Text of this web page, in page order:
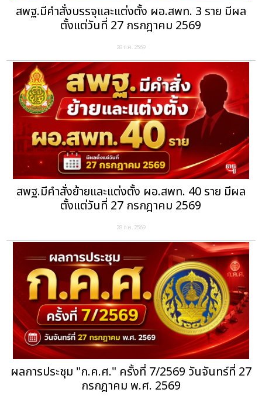
สพฐ.มีคำสั่งบรรจุและแต่งตั้ง ผอ.สพท. 3 ราย มีผล
ตั้งแต่วันที่ 27 กรกฎาคม 2569
28 ก.ค. 2569
สพฐ.มีคำสั่งย้ายและแต่งตั้ง ผอ.สพท. 40 ราย มีผล
ตั้งแต่วันที่ 27 กรกฎาคม 2569
28 ก.ค. 2569
ผลการประชุม "ก.ค.ศ." ครั้งที่ 7/2569 วันจันทร์ที่ 27
กรกฎาคม พ.ศ. 2569